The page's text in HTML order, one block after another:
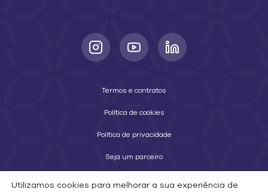
Termos e contratos
Política de cookies
Política de privacidade
Seja um parceiro
Utilizamos cookies para melhorar a sua experiência de